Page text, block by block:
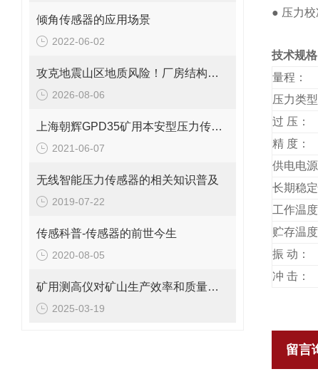
倾角传感器的应用场景
2022-06-02
攻克地震山区地质风险！厂房结构在线安全监测解决方案应用。
2026-08-06
上海朝辉GPD35矿用本安型压力传感器
2021-06-07
无线智能压力传感器的相关知识普及
2019-07-22
传感科普-传感器的前世今生
2020-08-05
矿用测高仪对矿山生产效率和质量的积极影响
2025-03-19
● 压力
技
量程：
压力类型
过 压：
精 度：
供电电源
长期稳定
工作温度
贮存温度
振 动：
冲 击：
留言